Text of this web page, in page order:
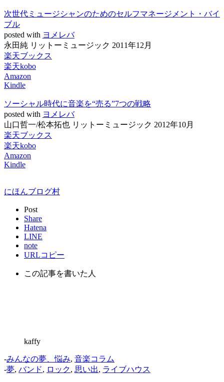
次世代ミュージシャンのためのセルフマネージメント・バイ
ブル
posted with ヨメレバ
永田純 リットーミュージック 2011年12月
楽天ブックス
楽天kobo
Amazon
Kindle
ソーシャル時代に音楽を“売る”7つの戦略
posted with ヨメレバ
山口哲一/松本拓也 リットーミュージック 2012年10月
楽天ブックス
楽天kobo
Amazon
Kindle
にほんブログ村
Post
Share
Hatena
LINE
note
URLコピー
この記事を書いた人
kaffy
-みんなの夢、悩み, 音楽コラム
-夢, バンド, ロック, 思い出, ライブハウス